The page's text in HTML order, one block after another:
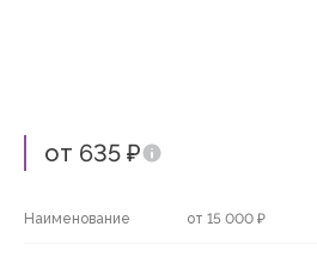
от 635 ₽
Наименование от 15 000 ₽